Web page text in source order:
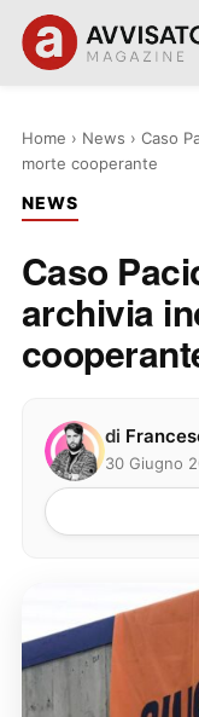
Home › News › Caso
morte cooperante
NEWS
Caso
archivia
di
30 Giugno